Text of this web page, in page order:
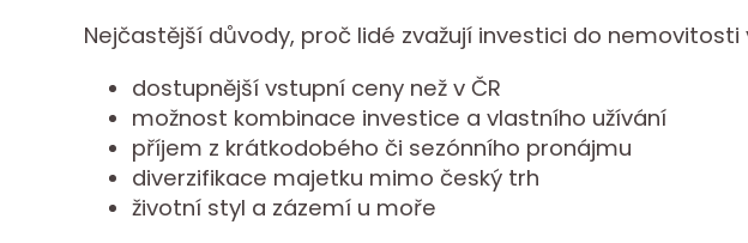
Nejčastější důvody, proč lidé zvažují investici do nemovitosti
dostupnější vstupní ceny než v ČR
možnost kombinace investice a vlastního užívání
příjem z krátkodobého či sezónního pronájmu
diverzifikace majetku mimo český trh
životní styl a zázemí u moře